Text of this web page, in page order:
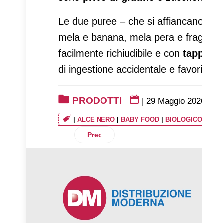
Le due puree – che si
mela e banana, mela pera e
facilmente richiudibile e con
di ingestione accidentale e
PRODOTTI | 29 Maggio
ALCE NERO BABY FOOD BIOLOGICO
Articolo precedente: Gusto
Prec